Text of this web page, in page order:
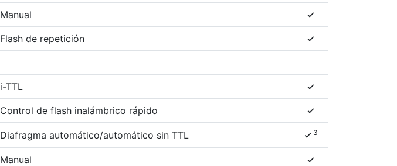
Manual 4
Flash de repetición 4
i-TTL 4
Control de flash inalámbrico rápido 4
Diafragma automático/automático sin TTL 43
Manual 4